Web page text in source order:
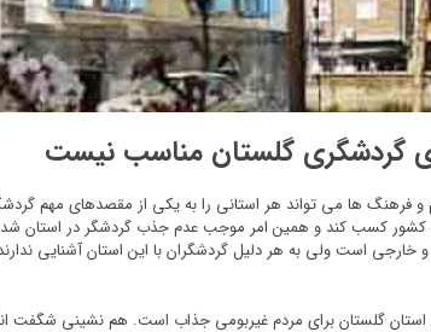
گردشگری گلستان مناسب نیست
و فرهنگ ها می تواند هر استانی را به یکی از مقصدهای مهم
کشور کسب کند و همین امر موجب عدم جذب گردشگر در استان شده
است ولی به هر دلیل گردشگران با این استان آشنایی
گلستان برای مردم غیربومی جذاب است. هم نشینی شگفت